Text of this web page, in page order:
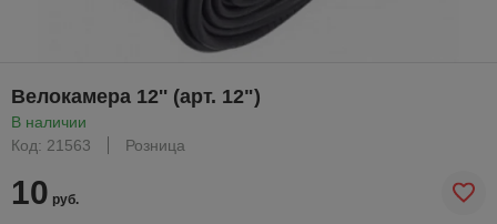
Велокамера 12'' (арт. 12")
В наличии
Код: 21563
Розница
10 руб.